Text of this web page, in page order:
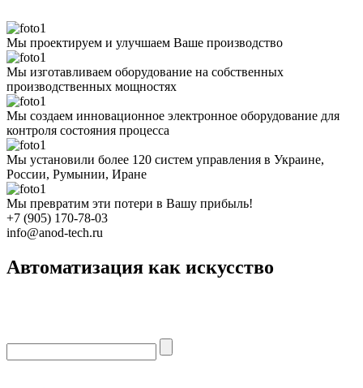
Мы проектируем и улучшаем Ваше производство
Мы изготавливаем оборудование на собственных
производственных мощностях
Мы создаем инновационное электронное оборудование для
контроля состояния процесса
Мы установили более 120 систем управления в Украине,
России, Румынии, Иране
Мы превратим эти потери в Вашу прибыль!
+7 (905) 170-78-03
info@anod-tech.ru
Автоматизация как искусство